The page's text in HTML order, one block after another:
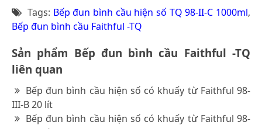
Tags: Bếp đun bình cầu hiện số TQ 98-II-C 1000ml,
Bếp đun bình cầu Faithful -TQ
Sản phẩm Bếp đun bình cầu Faithful -TQ
liên quan
Bếp đun bình cầu hiện số có khuấy từ Faithful 98-
III-B 20 lít
Bếp đun bình cầu hiện số có khuấy từ Faithful 98-